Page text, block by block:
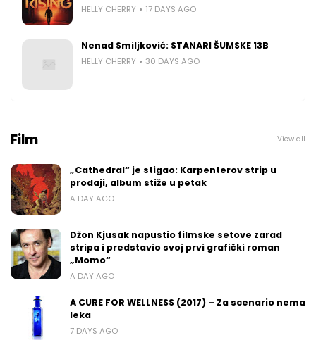
HELLY CHERRY 17 DAYS AGO
Nenad Smiljković: STANARI ŠUMSKE 13B
HELLY CHERRY 30 DAYS AGO
Film View all
„Cathedral“ je stigao: Karpenterov strip u
prodaji, album stiže u petak
A DAY AGO
Džon Kjusak napustio filmske setove zarad
stripa i predstavio svoj prvi grafički roman
„Momo“
A DAY AGO
A CURE FOR WELLNESS (2017) – Za scenario nema
leka
7 DAYS AGO